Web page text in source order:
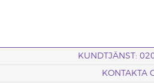
KUNDTJÄNST:
KONTAKTA